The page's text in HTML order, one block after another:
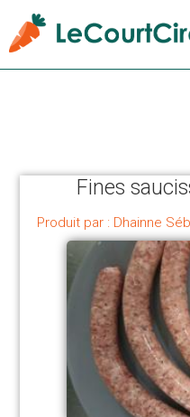
Fines
Produit par : Dhainne